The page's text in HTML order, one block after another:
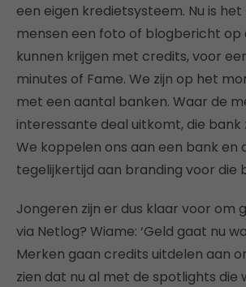
een eigen kredietsysteem. Nu is het
mensen een foto of blogbericht op
kunnen krijgen met credits, voor
minutes of Fame. We zijn op het
met een aantal banken. Waar de
interessante deal uitkomt, die bank
We koppelen ons aan een bank en
tegelijkertijd aan branding voor die
Jongeren zijn er dus klaar voor om
via Netlog? Wiame: ‘Geld gaat nu
Merken gaan credits uitdelen aan
zien dat nu al met de spotlights die